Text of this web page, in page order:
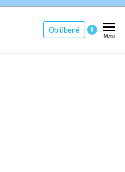
0
Obľúbené
Menu